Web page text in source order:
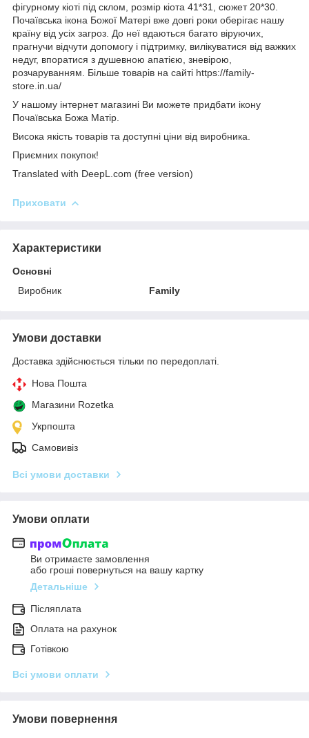
фігурному кіоті під склом, розмір кіота 41*31, сюжет 20*30.
Почаївська ікона Божої Матері вже довгі роки оберігає нашу
країну від усіх загроз. До неї вдаються багато віруючих,
прагнучи відчути допомогу і підтримку, вилікуватися від важких
недуг, впоратися з душевною апатією, зневірою,
розчаруванням. Більше товарів на сайті https://family-
store.in.ua/
У нашому інтернет магазині Ви можете придбати ікону
Почаївська Божа Матір.
Висока якість товарів та доступні ціни від виробника.
Приємних покупок!
Translated with DeepL.com (free version)
Приховати
Характеристики
Основні
Виробник
Family
Умови доставки
Доставка здійснюється тільки по передоплаті.
Нова Пошта
Магазини Rozetka
Укрпошта
Самовивіз
Всі умови доставки
Умови оплати
Ви отримаєте замовлення
або гроші повернуться на вашу картку
Детальніше
Післяплата
Оплата на рахунок
Готівкою
Всі умови оплати
Умови повернення